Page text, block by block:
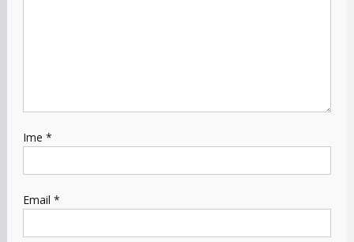
Ime *
Email *